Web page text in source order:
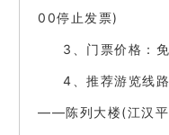
00停止发票)
3、门票价格：
4、推荐游览线
——陈列大楼(江汉平